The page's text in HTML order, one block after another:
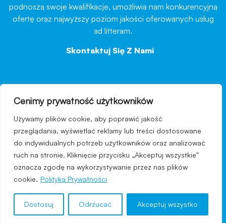
Cenimy prywatność użytkowników
Używamy plików cookie, aby poprawić jakość
przeglądania, wyświetlać reklamy lub treści dostosowane
do indywidualnych potrzeb użytkowników oraz analizować
ruch na stronie. Kliknięcie przycisku „Akceptuj wszystkie”
oznacza zgodę na wykorzystywanie przez nas plików
cookie. Polityka Prywatności
Dostosuj Odrzucać Akceptuj wszystko
podnoszą swoje kwalifikacje, umożliwia nam konkurencyjną
ofertę oraz najwyższy poziom jakości oferowanych usług
ad litteram.
Skontaktuj Się Z Nami
nawigacja
Regulamin strony
Polityka prywatności
Kontakt
© 2024 COSMECEUTICUM® - All Rights Reserved.